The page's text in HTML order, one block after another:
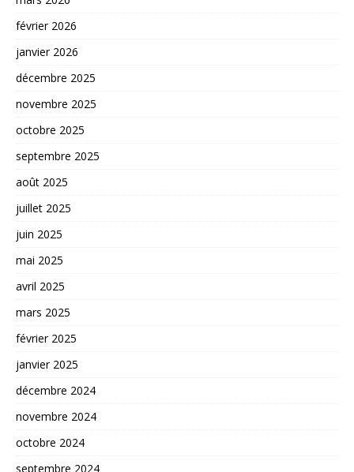
février 2026
janvier 2026
décembre 2025
novembre 2025
octobre 2025
septembre 2025
août 2025
juillet 2025
juin 2025
mai 2025
avril 2025
mars 2025
février 2025
janvier 2025
décembre 2024
novembre 2024
octobre 2024
septembre 2024